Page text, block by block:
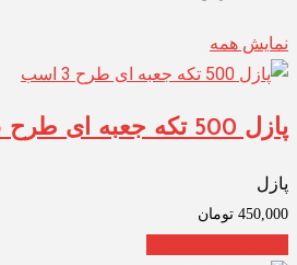
نمایش همه
پازل 500 تکه جعبه ای طرح 3 اسب
پازل
450,000 تومان